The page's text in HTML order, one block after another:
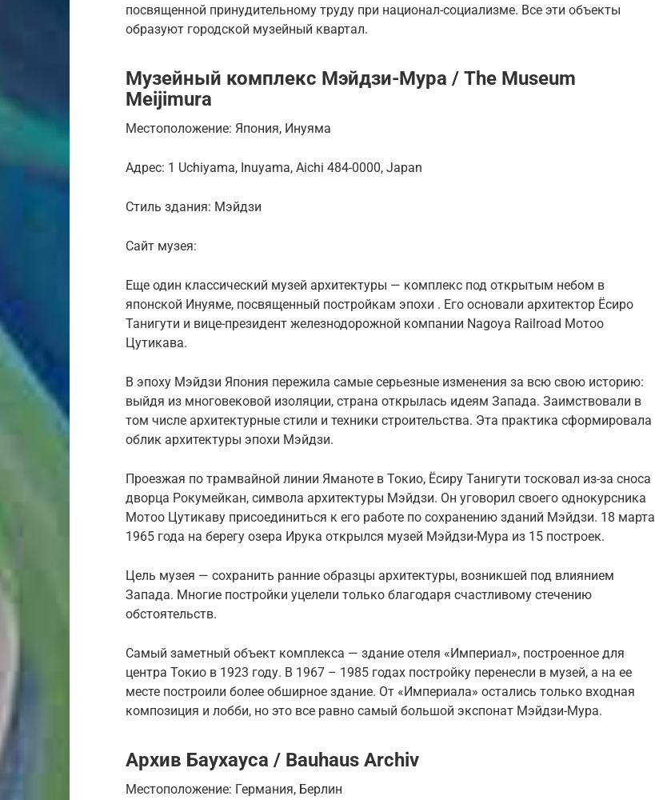
посвященной принудительному труду при национал-социализме. Все эти объекты
образуют городской музейный квартал.
Музейный комплекс Мэйдзи-Мура / The Museum
Meijimura
Местоположение: Япония, Инуяма
Адрес: 1 Uchiyama, Inuyama, Aichi 484-0000, Japan
Стиль здания: Мэйдзи
Сайт музея:
Еще один классический музей архитектуры — комплекс под открытым небом в
японской Инуяме, посвященный постройкам эпохи . Его основали архитектор Ёсиро
Танигути и вице-президент железнодорожной компании Nagoya Railroad Мотоо
Цутикава.
В эпоху Мэйдзи Япония пережила самые серьезные изменения за всю свою историю:
выйдя из многовековой изоляции, страна открылась идеям Запада. Заимствовали в
том числе архитектурные стили и техники строительства. Эта практика сформировала
облик архитектуры эпохи Мэйдзи.
Проезжая по трамвайной линии Яманоте в Токио, Ёсиру Танигути тосковал из-за сноса
дворца Рокумейкан, символа архитектуры Мэйдзи. Он уговорил своего однокурсника
Мотоо Цутикаву присоединиться к его работе по сохранению зданий Мэйдзи. 18 марта
1965 года на берегу озера Ирука открылся музей Мэйдзи-Мура из 15 построек.
Цель музея — сохранить ранние образцы архитектуры, возникшей под влиянием
Запада. Многие постройки уцелели только благодаря счастливому стечению
обстоятельств.
Самый заметный объект комплекса — здание отеля «Империал», построенное для
центра Токио в 1923 году. В 1967 – 1985 годах постройку перенесли в музей, а на ее
месте построили более обширное здание. От «Империала» остались только входная
композиция и лобби, но это все равно самый большой экспонат Мэйдзи-Мура.
Архив Баухауса / Bauhaus Archiv
Местоположение: Германия, Берлин